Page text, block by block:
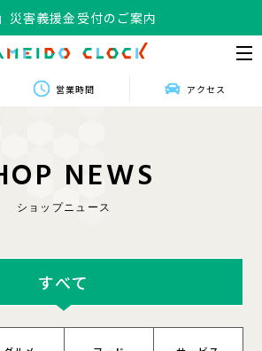
災害義援金受付のご案内
営業時間 アクセス
OP NEWS
ショップニュース
すべて